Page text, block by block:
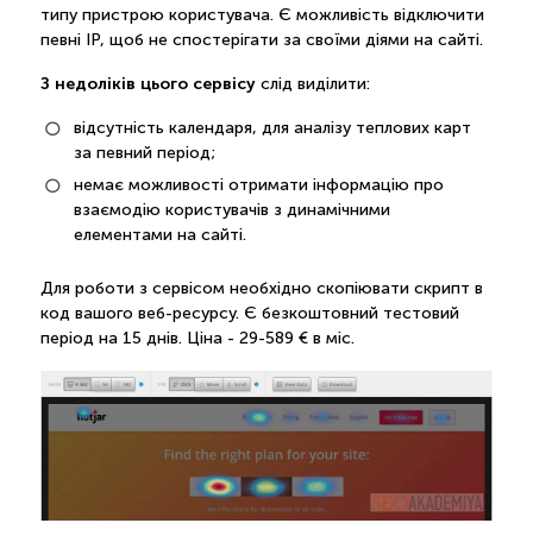
типу пристрою користувача. Є можливість відключити
певні IP, щоб не спостерігати за своїми діями на сайті.
З недоліків цього сервісуслід виділити:
відсутність календаря, для аналізу теплових карт
за певний період;
немає можливості отримати інформацію про
взаємодію користувачів з динамічними
елементами на сайті.
Для роботи з сервісом необхідно скопіювати скрипт в
код вашого веб-ресурсу. Є безкоштовний тестовий
період на 15 днів. Ціна - 29-589 € в міс.